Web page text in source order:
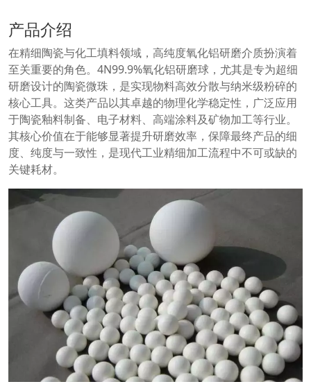
产品介绍
在精细陶瓷与化工填料领域，高纯度氧化铝研磨介质扮演着
至关重要的角色。4N99.9%氧化铝研磨球，尤其是专为超细
研磨设计的陶瓷微珠，是实现物料高效分散与纳米级粉碎的
核心工具。这类产品以其卓越的物理化学稳定性，广泛应用
于陶瓷釉料制备、电子材料、高端涂料及矿物加工等行业。
其核心价值在于能够显著提升研磨效率，保障最终产品的细
度、纯度与一致性，是现代工业精细加工流程中不可或缺的
关键耗材。